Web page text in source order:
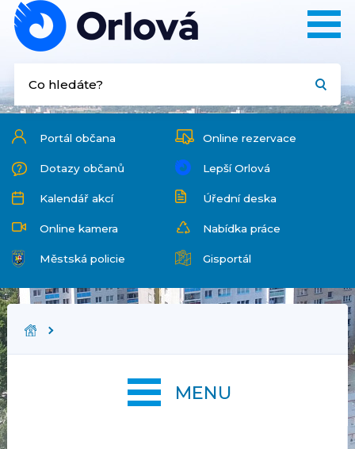
Portál občana Online rezervace
Dotazy občanů Lepší Orlová
Kalendář akcí Úřední deska
Online kamera Nabídka práce
Městská policie Gisportál
MENU